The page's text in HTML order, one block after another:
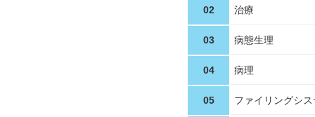
02 治療
03 病態生理
04 病理
05 ファイリングシ